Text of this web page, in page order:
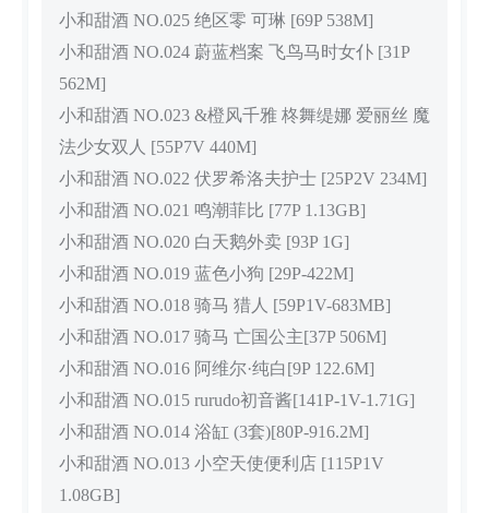
小和甜酒 NO.025 绝区零 可琳 [69P 538M]
小和甜酒 NO.024 蔚蓝档案 飞鸟马时女仆 [31P
562M]
小和甜酒 NO.023 &橙风千雅 柊舞缇娜 爱丽丝 魔
法少女双人 [55P7V 440M]
小和甜酒 NO.022 伏罗希洛夫护士 [25P2V 234M]
小和甜酒 NO.021 鸣潮菲比 [77P 1.13GB]
小和甜酒 NO.020 白天鹅外卖 [93P 1G]
小和甜酒 NO.019 蓝色小狗 [29P-422M]
小和甜酒 NO.018 骑马 猎人 [59P1V-683MB]
小和甜酒 NO.017 骑马 亡国公主[37P 506M]
小和甜酒 NO.016 阿维尔·纯白[9P 122.6M]
小和甜酒 NO.015 rurudo初音酱[141P-1V-1.71G]
小和甜酒 NO.014 浴缸 (3套)[80P-916.2M]
小和甜酒 NO.013 小空天使便利店 [115P1V
1.08GB]